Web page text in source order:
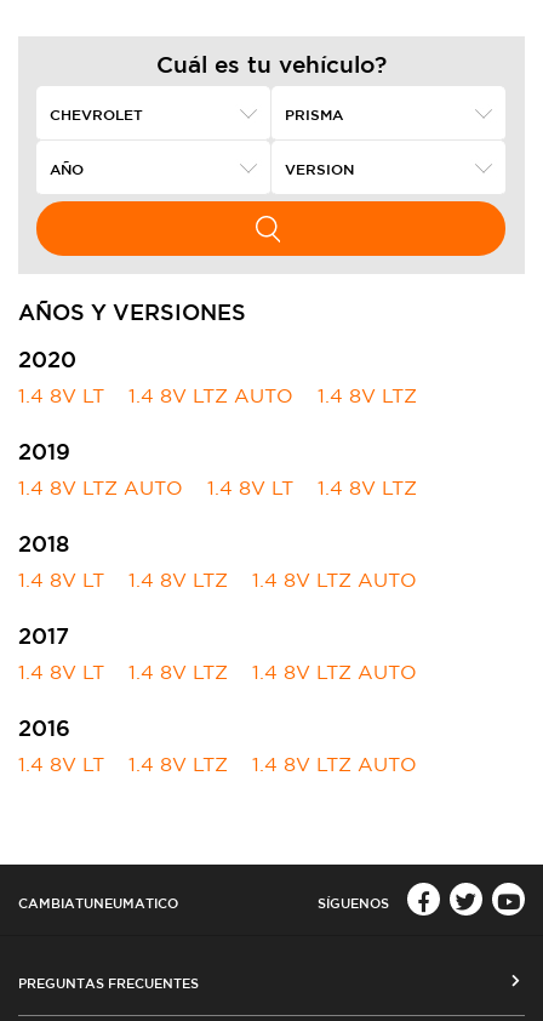
Cuál es tu vehículo?
AÑOS Y VERSIONES
2020
1.4 8V LT 1.4 8V LTZ AUTO 1.4 8V LTZ
2019
1.4 8V LTZ AUTO 1.4 8V LT 1.4 8V LTZ
2018
1.4 8V LT 1.4 8V LTZ 1.4 8V LTZ AUTO
2017
1.4 8V LT 1.4 8V LTZ 1.4 8V LTZ AUTO
2016
1.4 8V LT 1.4 8V LTZ 1.4 8V LTZ AUTO
CAMBIATUNEUMATICO SÍGUENOS
PREGUNTAS FRECUENTES